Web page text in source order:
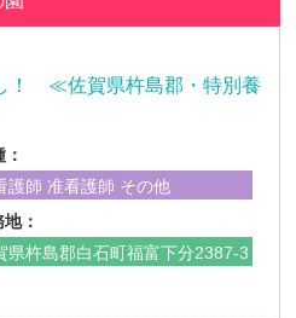
！ ≪佐賀県杵島郡・特別養
護師 准看護師 その他
：
県杵島郡白石町福富下分2387-3